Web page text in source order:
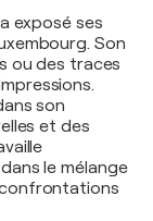
exposé ses
Son
ou des traces
son
et des
le mélange